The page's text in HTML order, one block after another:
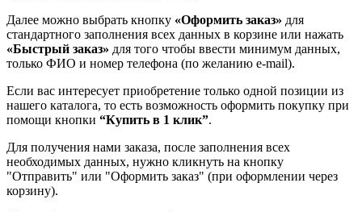
Далее можно выбрать кнопку «Оформить заказ» для
стандартного заполнения всех данных в корзине или нажать
«Быстрый заказ» для того чтобы ввести минимум данных,
только ФИО и номер телефона (по желанию e-mail).
Если вас интересует приобретение только одной позиции из
нашего каталога, то есть возможность оформить покупку при
помощи кнопки “Купить в 1 клик”.
Для получения нами заказа, после заполнения всех
необходимых данных, нужно кликнуть на кнопку
"Отправить" или "Оформить заказ" (при оформлении через
корзину).